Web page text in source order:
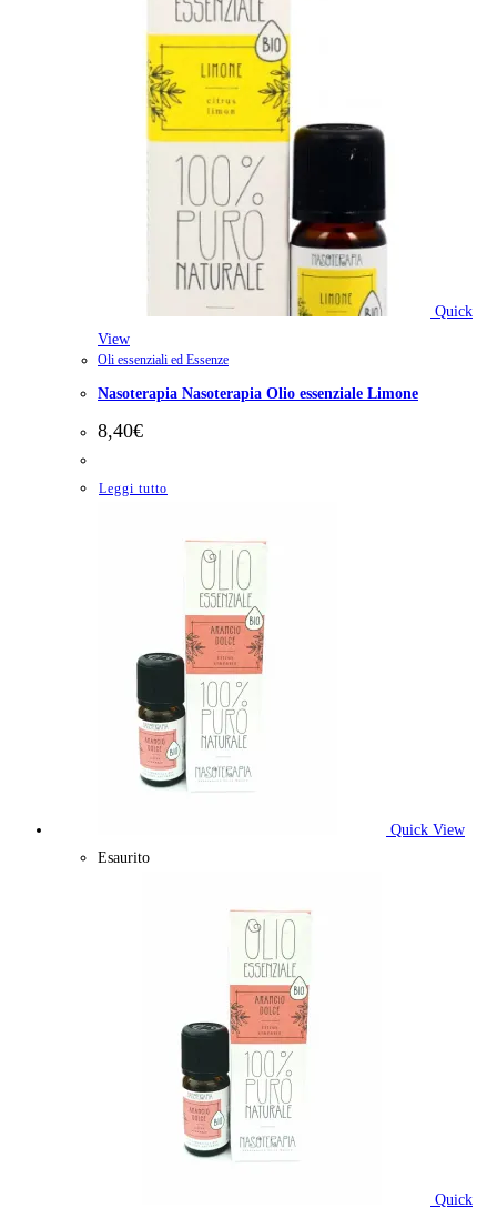
Quick
View
Oli essenziali ed Essenze
Nasoterapia Nasoterapia Olio essenziale Limone
8,40€
Leggi tutto
Quick View
Esaurito
Quick